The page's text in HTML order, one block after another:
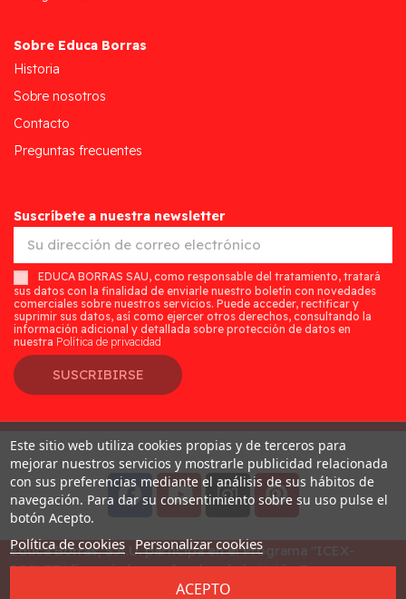
Sobre Educa Borras
Historia
Sobre nosotros
Contacto
Preguntas frecuentes
Suscríbete a nuestra newsletter
EDUCA BORRAS SAU, como responsable del tratamiento, tratará
sus datos con la finalidad de enviarle nuestro boletín con novedades
comerciales sobre nuestros servicios. Puede acceder, rectificar y
suprimir sus datos, así como ejercer otros derechos, consultando la
información adicional y detallada sobre protección de datos en
nuestra Política de privacidad
SUSCRIBIRSE
Desarrollado porAddis
Educa Borras, S.A.U. participa en el Programa "ICEX-
BREXIT" financiado por fondos de la Unión Europea, para
mitigar las consecuencias adversas de la retirada del
Este sitio web utiliza cookies propias y de terceros para
mejorar nuestros servicios y mostrarle publicidad relacionada
con sus preferencias mediante el análisis de sus hábitos de
navegación. Para dar su consentimiento sobre su uso pulse el
botón Acepto.
Política de cookies Personalizar cookies
ACEPTO